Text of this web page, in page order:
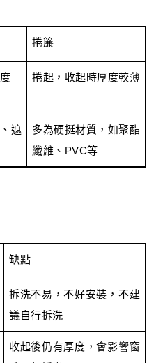
捲簾
捲起，收起時厚度較薄
遮
多為硬挺材質，如聚酯
纖維、PVC等
缺點
拆洗不易，不好安裝，不建
議自行拆洗
收起後仍有厚度，會影響窗